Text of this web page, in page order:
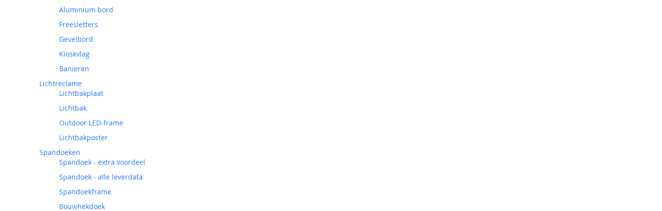
Aluminium bord
Freesletters
Gevelbord
Kioskvlag
Banieren
Lichtreclame
Lichtbakplaat
Lichtbak
Outdoor LED-frame
Lichtbakposter
Spandoeken
Spandoek - extra voordeel
Spandoek - alle leverdata
Spandoekframe
Bouwhekdoek